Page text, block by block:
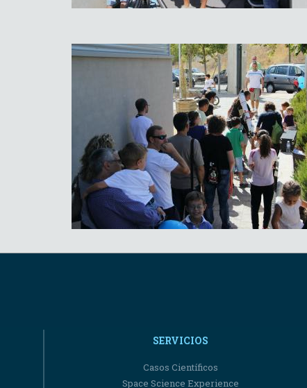
SERVICIOS
Casos Científicos
Space Science Experience